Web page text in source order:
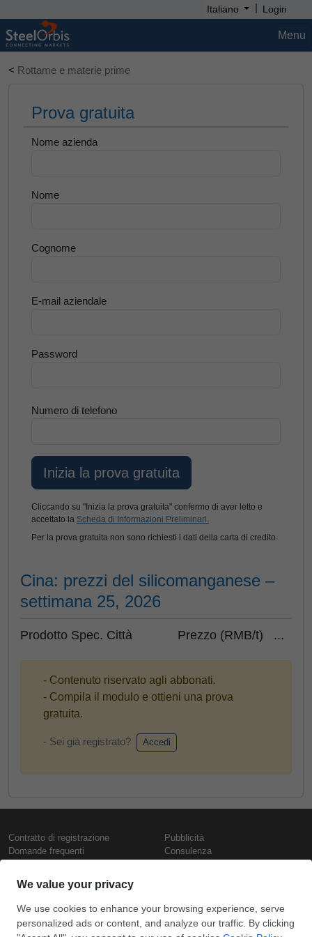
Italiano | Login
Menu
< Rottame e materie prime
Prova gratuita
Nome azienda
Nome
Cognome
E-mail aziendale
Password
Numero di telefono
Cliccando su "Inizia la prova gratuita" confermo di aver letto e
accettato la Scheda di Informazioni Preliminari.
Per la prova gratuita non sono richiesti i dati della carta di credito.
Cina: prezzi del silicomanganese –
settimana 25, 2026
Prodotto Spec. Città Prezzo (RMB/t) ...
- Contenuto riservato agli abbonati.
- Compila il modulo e ottieni una prova
gratuita.
- Sei già registrato? Accedi
Contratto di registrazione
Domande frequenti
Contattaci
Termini di utilizzo
Pubblicità
Consulenza